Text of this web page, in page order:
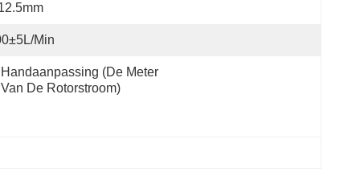
min
Handaanpassing (de Meter
Van De Rotorstroom)